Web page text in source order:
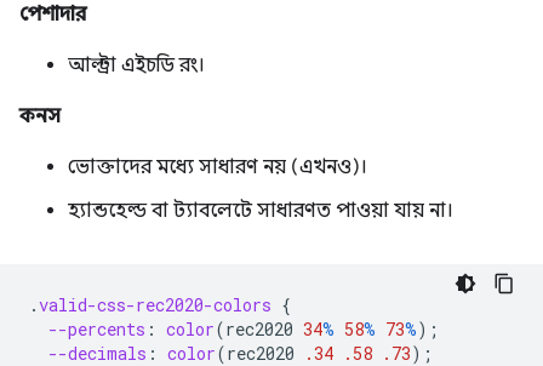
পেশাদার
আল্ট্রা এইচডি রং।
কনস
ভোক্তাদের মধ্যে সাধারণ নয় (এখনও)।
হ্যান্ডহেল্ড বা ট্যাবলেটে সাধারণত পাওয়া যায় না।
.valid-css-rec2020-colors {
--percents : color(rec2020 34% 58% 73%);
--decimals : color(rec2020 .34 .58 .73);